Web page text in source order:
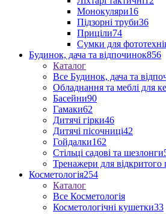
Монокуляри16
Підзорні труби36
Приціли74
Сумки для
Будинок, дача та відпочинок856
Каталог
Все Будинок, дача та
Обладнання та меблі для
Басейни90
Гамаки62
Дитячі гірки46
Дитячі пісочниці42
Гойдалки162
Стільці садові та шезлонги
Тренажери для відкритого
Косметологія254
Каталог
Все Косметологія
Косметологічні кушетки33